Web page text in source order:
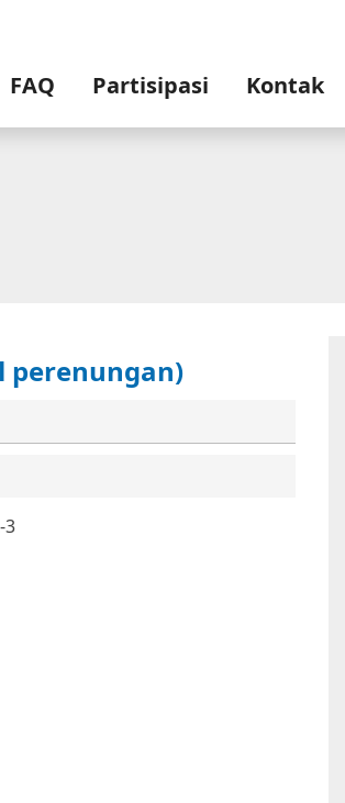
FAQ Partisipasi Kontak
perenungan)
3